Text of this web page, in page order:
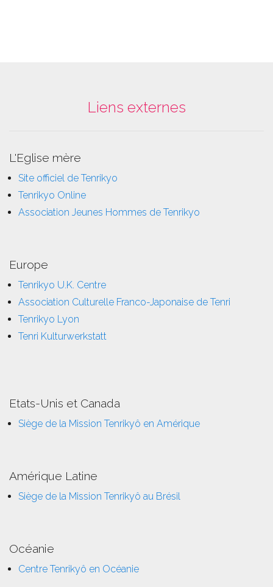
Liens externes
L'Eglise mère
Site officiel de Tenrikyo
Tenrikyo Online
Association Jeunes Hommes de Tenrikyo
Europe
Tenrikyo U.K. Centre
Association Culturelle Franco-Japonaise de Tenri
Tenrikyo Lyon
Tenri Kulturwerkstatt
Etats-Unis et Canada
Siège de la Mission Tenrikyô en Amérique
Amérique Latine
Siège de la Mission Tenrikyô au Brésil
Océanie
Centre Tenrikyô en Océanie